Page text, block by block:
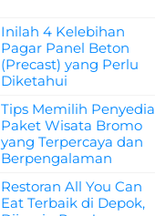
Inilah 4 Kelebihan
Pagar Panel Beton
(Precast) yang Perlu
Diketahui
Tips Memilih Penyedia
Paket Wisata Bromo
yang Terpercaya dan
Berpengalaman
Restoran All You Can
Eat Terbaik di Depok,